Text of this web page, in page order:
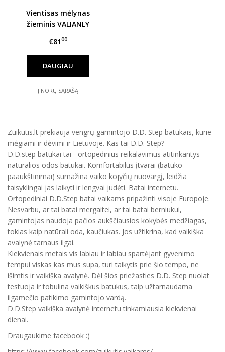
Vientisas mėlynas
žieminis VALIANLY
€8100
DAUGIAU
Į NORŲ SĄRAŠĄ
Zuikutis.lt prekiauja vengrų gamintojo D.D. Step batukais, kurie
mėgiami ir dėvimi ir Lietuvoje. Kas tai D.D. Step?
D.D.step batukai tai - ortopedinius reikalavimus atitinkantys
natūralios odos batukai. Komfortabilūs įtvarai (batuko
paaukštinimai) sumažina vaiko kojyčių nuovargį, leidžia
taisyklingai jas laikyti ir lengvai judėti. Batai internetu.
Ortopediniai D.D.Step batai vaikams pripažinti visoje Europoje.
Nesvarbu, ar tai batai mergaitei, ar tai batai berniukui,
gamintojas naudoja pačios aukščiausios kokybės medžiagas,
tokias kaip natūrali oda, kaučiukas. Jos užtikrina, kad vaikiška
avalynė tarnaus ilgai.
Kiekvienais metais vis labiau ir labiau spartėjant gyvenimo
tempui viskas kas mus supa, turi taikytis prie šio tempo, ne
išimtis ir vaikiška avalynė. Dėl šios priežasties D.D. Step nuolat
testuoja ir tobulina vaikiškus batukus, taip užtarnaudama
ilgamečio patikimo gamintojo vardą.
D.D.Step vaikiška avalynė internetu tinkamiausia kiekvienai
dienai.
Draugaukime facebook :)